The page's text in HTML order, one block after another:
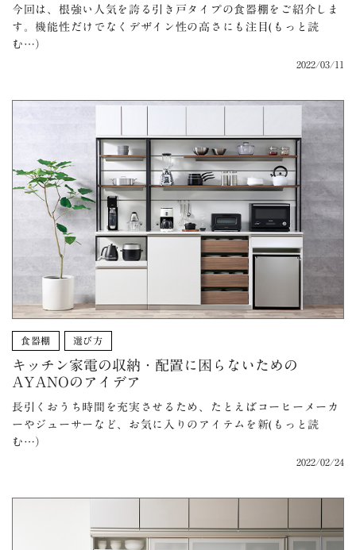
今回は、根強い人気を誇る引き戸タイプの食器棚をご紹介しま
す。機能性だけでなくデザイン性の高さにも注目(もっと読
む…）
2022/03/11
食器棚 選び方
キッチン家電の収納・配置に困らないための
AYANOのアイデア
長引くおうち時間を充実させるため、たとえばコーヒーメーカ
ーやジューサーなど、お気に入りのアイテムを新(もっと読
む…）
2022/02/24